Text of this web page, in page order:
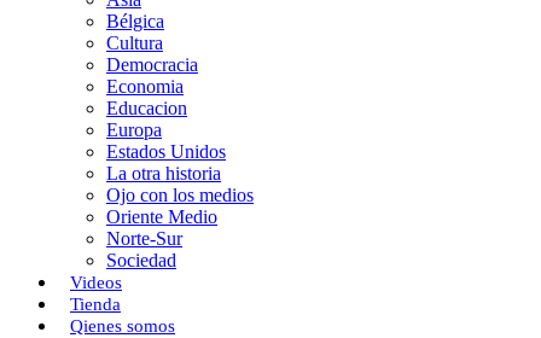
i
r
Bélgica
Cultura
Democracia
Economia
Educacion
Europa
Estados Unidos
La otra historia
Ojo con los medios
Oriente Medio
Norte-Sur
Sociedad
Videos
Tienda
Qienes somos